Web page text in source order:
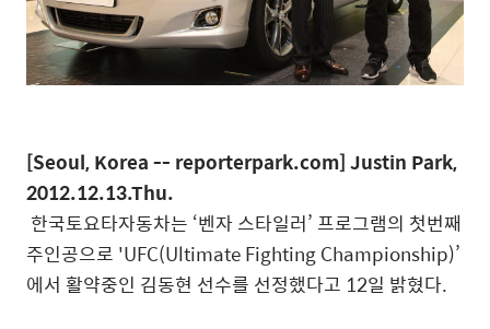
[Seoul, Korea -- reporterpark.com] Justin Park,
2012.12.13.Thu.
한국토요타자동차는 ‘벤자 스타일러’ 프로그램의 첫번째
주인공으로 'UFC(Ultimate Fighting Championship)’
에서 활약중인 김동현 선수를 선정했다고 12일 밝혔다.